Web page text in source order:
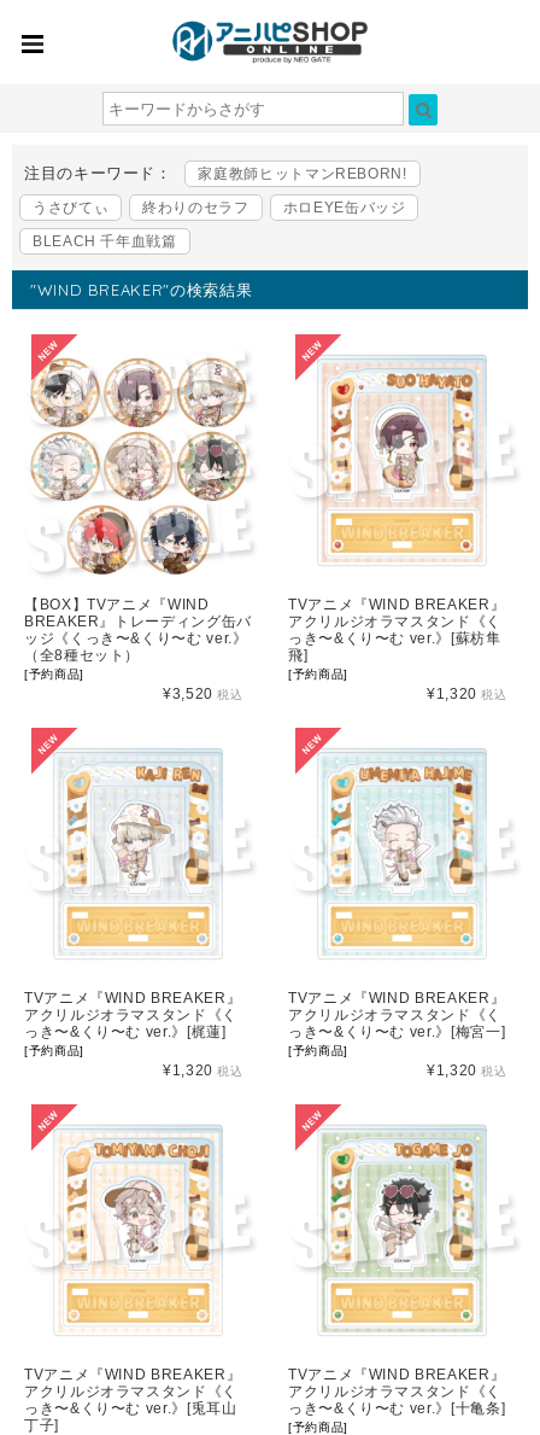
注目のキーワード：
家庭教師ヒットマンREBORN!
うさびてぃ
終わりのセラフ
ホロEYE缶バッジ
BLEACH 千年血戦篇
"WIND BREAKER"の検索結果
【BOX】TVアニメ『WIND
BREAKER』トレーディング缶バ
ッジ《くっき〜&くり〜む ver.》
（全8種セット）
[予約商品]
¥3,520税込
TVアニメ『WIND BREAKER』
アクリルジオラマスタンド《く
っき〜&くり〜む ver.》[蘇枋隼
飛]
[予約商品]
¥1,320税込
TVアニメ『WIND BREAKER』
アクリルジオラマスタンド《く
っき〜&くり〜む ver.》[梶蓮]
[予約商品]
¥1,320税込
TVアニメ『WIND BREAKER』
アクリルジオラマスタンド《く
っき〜&くり〜む ver.》[梅宮一]
[予約商品]
¥1,320税込
TVアニメ『WIND BREAKER』
アクリルジオラマスタンド《く
っき〜&くり〜む ver.》[兎耳山
丁子]
TVアニメ『WIND BREAKER』
アクリルジオラマスタンド《く
っき〜&くり〜む ver.》[十亀条]
[予約商品]